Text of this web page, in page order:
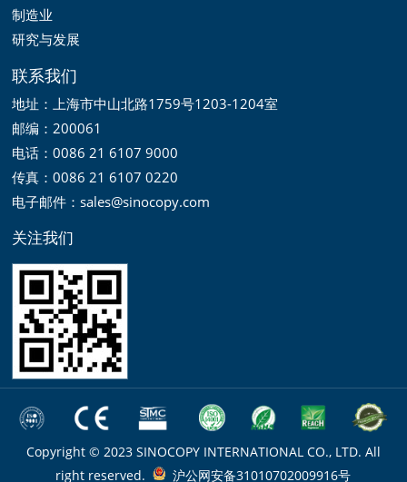
制造业
研究与发展
联系我们
地址：上海市中山北路1759号1203-1204室
邮编：200061
电话：0086 21 6107 9000
传真：0086 21 6107 0220
电子邮件：sales@sinocopy.com
关注我们
Copyright © 2023 SINOCOPY INTERNATIONAL CO., LTD. All
right reserved.
沪公网安备31010702009916号